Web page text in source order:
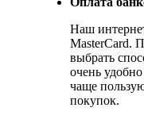
Наш
MasterCard.
выбрать
очень
чаще
покупок.